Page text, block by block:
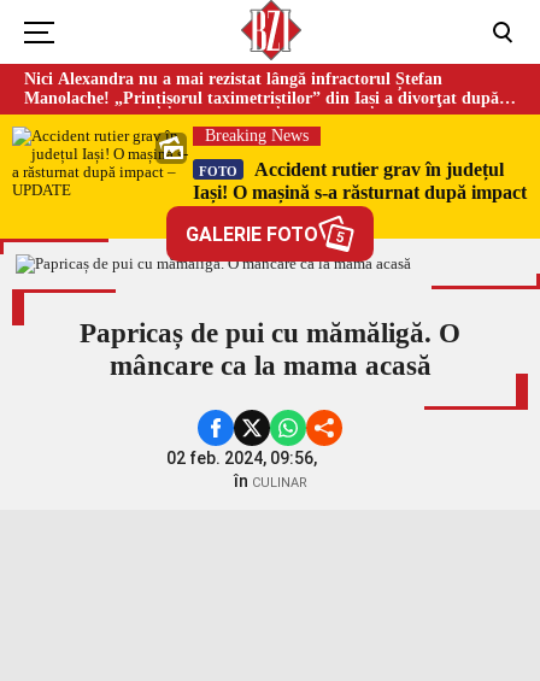
Nici Alexandra nu a mai rezistat lângă infractorul Ștefan
Manolache! „Prințișorul taximetriștilor” din Iași a divorţat după
doi ani de căsnicie
Breaking News
FOTO
Accident rutier grav în județul
Iași! O mașină s-a răsturnat după impact
GALERIE FOTO 5
Papricaș de pui cu mămăligă. O
mâncare ca la mama acasă
02 feb. 2024, 09:56,
în CULINAR